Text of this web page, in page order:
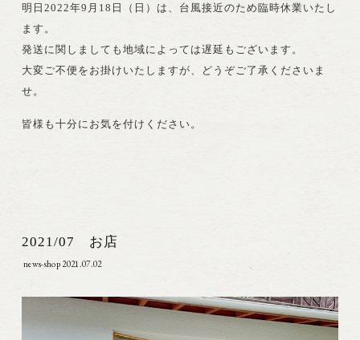
明日2022年9月18日（日）は、台風接近のため臨時休業いたし
ます。
発送に関しましても地域によっては遅延もございます。
大変ご不便をお掛けいたしますが、どうぞご了承くださいま
せ。
皆様も十分にお気を付けください。
2021/07 お店
news-shop 2021.07.02